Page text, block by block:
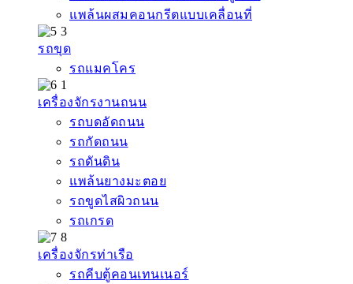
แพล้นผสมคอนกรีตแบบเคลื่อนที่
รถขุด
รถแมคโคร
เครื่องจักรงานถนน
รถบดอัดถนน
รถกัดถนน
รถดันดิน
แพล้นยางมะตอย
รถขูดไสผิวถนน
รถเกรด
เครื่องจักรท่าเรือ
รถคีบตู้คอนเทนเนอร์